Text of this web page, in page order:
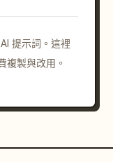
提示詞。這裡
複製與改用。